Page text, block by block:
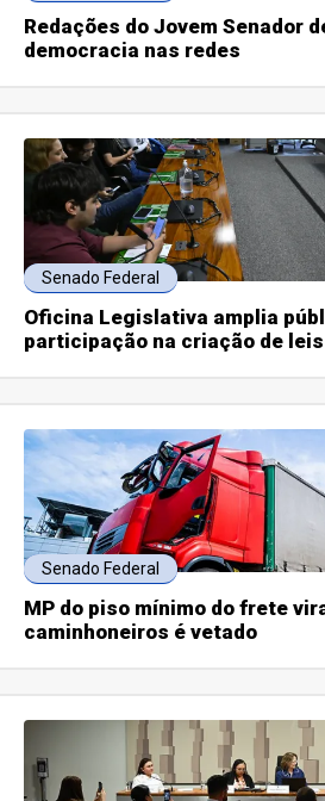
Redações do Jovem Senador
democracia nas redes
Senado Federal
Oficina Legislativa amplia
participação na criação de leis
Senado Federal
MP do piso mínimo do frete
caminhoneiros é vetado